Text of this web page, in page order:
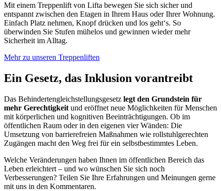
Mit einem Treppenlift von Lifta bewegen Sie sich sicher und
entspannt zwischen den Etagen in Ihrem Haus oder Ihrer Wohnung.
Einfach Platz nehmen, Knopf drücken und los geht‘s. So
überwinden Sie Stufen mühelos und gewinnen wieder mehr
Sicherheit im Alltag.
Mehr zu unseren Treppenliften
Ein Gesetz, das Inklusion vorantreibt
Das Behindertengleichstellungsgesetz legt den Grundstein für
mehr Gerechtigkeit und eröffnet neue Möglichkeiten für Menschen
mit körperlichen und kognitiven Beeinträchtigungen. Ob im
öffentlichen Raum oder in den eigenen vier Wänden: Die
Umsetzung von barrierefreien Maßnahmen wie rollstuhlgerechten
Zugängen macht den Weg frei für ein selbstbestimmtes Leben.
Welche Veränderungen haben Ihnen im öffentlichen Bereich das
Leben erleichtert – und wo wünschen Sie sich noch
Verbesserungen? Teilen Sie Ihre Erfahrungen und Meinungen gerne
mit uns in den Kommentaren.